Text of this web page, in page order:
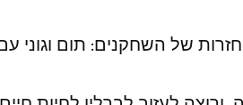
ניקו ניתאי, מתרחש בפחות מ-24 שעות, במהלך יום חזרות של